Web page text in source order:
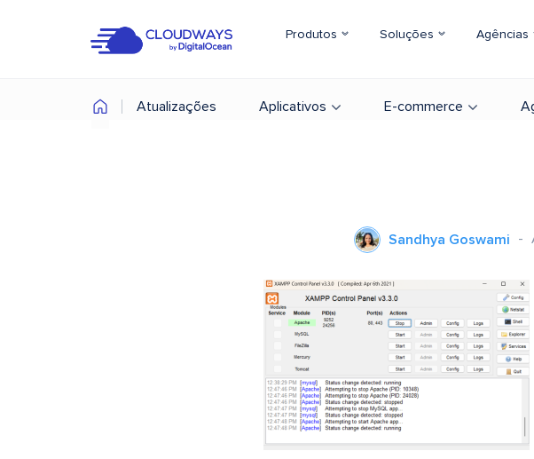
Produtos Soluções Agências
Atualizações Aplicativos E-commerce
Sandhya Goswami